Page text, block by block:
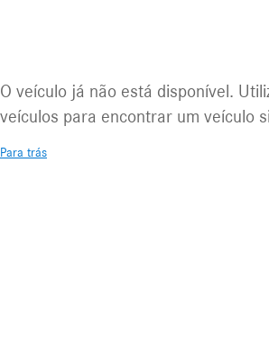
O veículo já não está disponível.
veículos para encontrar um veículo
Para trás